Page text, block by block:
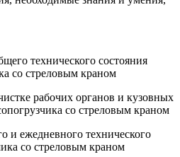
технического состояния
со стреловым краном
рабочих органов и кузовных
со стреловым краном
и ежедневного технического
со стреловым краном